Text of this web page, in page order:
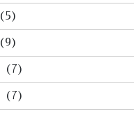
(5)
(9)
(7)
(7)